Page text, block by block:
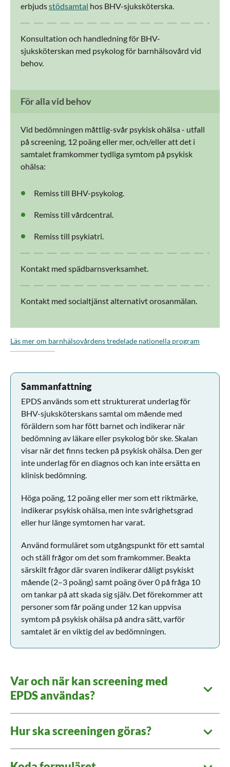
erbjudsstödsamtal hos BHV-sjuksköterska.
Konsultation och handledning för BHV-
sjuksköterskan med psykolog för barnhälsovård vid
behov.
För alla vid behov
Vid bedömningen måttlig-svår psykisk ohälsa - utfall
på screening, 12 poäng eller mer, och/eller att det i
samtalet framkommer tydliga symtom på psykisk
ohälsa:
Remiss till BHV-psykolog.
Remiss till vårdcentral.
Remiss till psykiatri.
Kontakt med spädbarnsverksamhet.
Kontakt med socialtjänst alternativt orosanmälan.
Läs mer om barnhälsovårdens tredelade nationella program
Sammanfattning
EPDS används som ett strukturerat underlag för
BHV-sjuksköterskans samtal om mående med
föräldern som har fött barnet och indikerar när
bedömning av läkare eller psykolog bör ske. Skalan
visar när det finns tecken på psykisk ohälsa. Den ger
inte underlag för en diagnos och kan inte ersätta en
klinisk bedömning.
Höga poäng, 12 poäng eller mer som ett riktmärke,
indikerar psykisk ohälsa, men inte svårighetsgrad
eller hur länge symtomen har varat.
Använd formuläret som utgångspunkt för ett samtal
och ställ frågor om det som framkommer. Beakta
särskilt frågor där svaren indikerar dåligt psykiskt
mående (2–3 poäng) samt poäng över 0 på fråga 10
om tankar på att skada sig själv. Det förekommer att
personer som får poäng under 12 kan uppvisa
symtom på psykisk ohälsa på andra sätt, varför
samtalet är en viktig del av bedömningen.
Var och när kan screening med
EPDS användas?
Hur ska screeningen göras?